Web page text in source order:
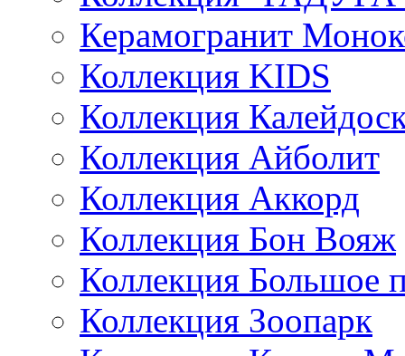
Керамогранит
Коллекция KIDS
Коллекция
Коллекция Айболит
Коллекция Аккорд
Коллекция Бон Вояж
Коллекция Большое
Коллекция Зоопарк